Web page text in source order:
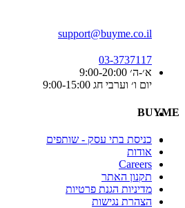
support@buyme.co.il
03-3737117
א׳-ה׳ 9:00-20:00
יום ו׳ וערבי חג 9:00-15:00
BUYME
כניסת בתי עסק - שותפים
אודות
Careers
תקנון האתר
מדיניות הגנת פרטיות
הצהרת נגישות